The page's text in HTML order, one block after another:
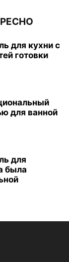
для кухни с
готовки
для ванной
для
была